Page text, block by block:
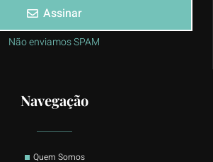
Assinar
Não enviamos SPAM
Navegação
Quem Somos